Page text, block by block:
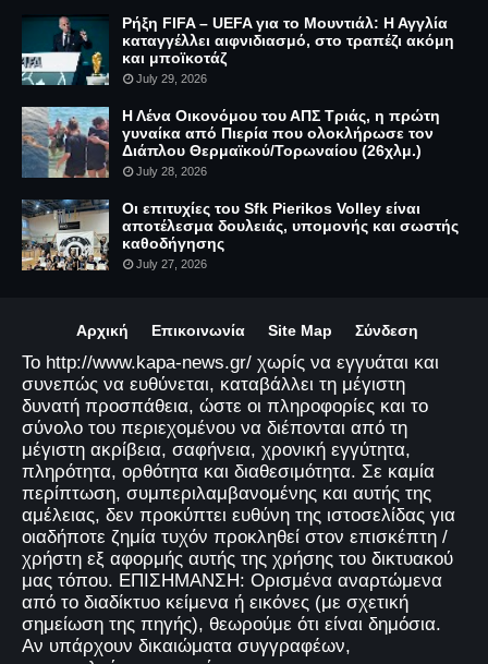
Ρήξη FIFA – UEFA για το Μουντιάλ: Η Αγγλία
καταγγέλλει αιφνιδιασμό, στο τραπέζι ακόμη
και μποϊκοτάζ
July 29, 2026
Η Λένα Οικονόμου του ΑΠΣ Τριάς, η πρώτη
γυναίκα από Πιερία που ολοκλήρωσε τον
Διάπλου Θερμαϊκού/Τορωναίου (26χλμ.)
July 28, 2026
Οι επιτυχίες του Sfk Pierikos Volley είναι
αποτέλεσμα δουλειάς, υπομονής και σωστής
καθοδήγησης
July 27, 2026
Αρχική Επικοινωνία Site Map Σύνδεση
Το http://www.kapa-news.gr/ χωρίς να εγγυάται και
συνεπώς να ευθύνεται, καταβάλλει τη μέγιστη
δυνατή προσπάθεια, ώστε οι πληροφορίες και το
σύνολο του περιεχομένου να διέπονται από τη
μέγιστη ακρίβεια, σαφήνεια, χρονική εγγύτητα,
πληρότητα, ορθότητα και διαθεσιμότητα. Σε καμία
περίπτωση, συμπεριλαμβανομένης και αυτής της
αμέλειας, δεν προκύπτει ευθύνη της ιστοσελίδας για
οιαδήποτε ζημία τυχόν προκληθεί στον επισκέπτη /
χρήστη εξ αφορμής αυτής της χρήσης του δικτυακού
μας τόπου. ΕΠΙΣΗΜΑΝΣΗ: Ορισμένα αναρτώμενα
από το διαδίκτυο κείμενα ή εικόνες (με σχετική
σημείωση της πηγής), θεωρούμε ότι είναι δημόσια.
Αν υπάρχουν δικαιώματα συγγραφέων,